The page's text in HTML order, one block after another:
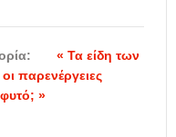
« Τα είδη των
παρενέργειες
φυτό; »